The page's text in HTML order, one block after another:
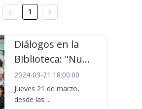
1
Diálogos en la
Biblioteca: "Nu...
2024-03-21 18:00:00
Jueves 21 de marzo,
desde las ...